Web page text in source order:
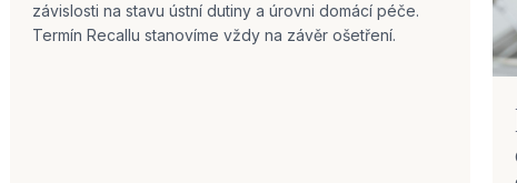
závislosti na stavu ústní dutiny a úrovni domácí péče.
Termín Recallu stanovíme vždy na závěr ošetření.